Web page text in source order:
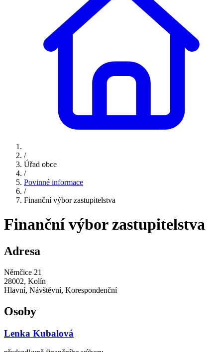
/
Úřad obce
/
Povinné informace
/
Finanční výbor zastupitelstva
Finanční výbor zastupitelstva
Adresa
Němčice 21
28002, Kolín
Hlavní, Návštěvní, Korespondenční
Osoby
Lenka Kubalová